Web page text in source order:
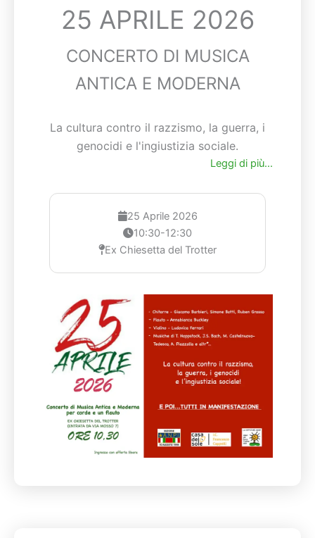
25 APRILE 2026
CONCERTO DI MUSICA
ANTICA E MODERNA
La cultura contro il razzismo, la guerra, i
genocidi e l'ingiustizia sociale.
Leggi di più...
25 Aprile 2026
10:30-12:30
Ex Chiesetta del Trotter